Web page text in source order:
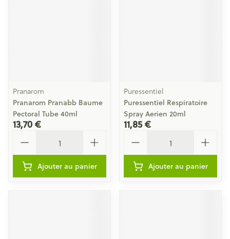
Pranarom
Pranarom Pranabb Baume
Pectoral Tube 40ml
13,70 €
Ajouter au panier
Puressentiel
Puressentiel Respiratoire
Spray Aerien 20ml
11,85 €
Ajouter au panier